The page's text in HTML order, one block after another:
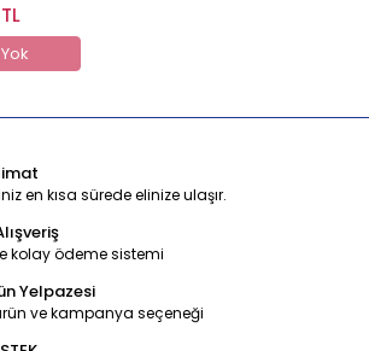
en kısa sürede elinize ulaşır.
kolay ödeme sistemi
Yelpazesi
ve kampanya seçeneği